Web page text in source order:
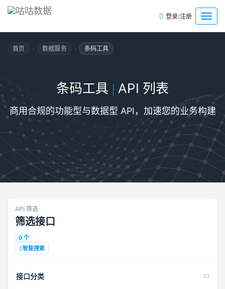
菜
单
登录/注册
首页 › 数据服务 › 条码工具
条码工具 | API 列表
商用合规的功能型与数据型 API，加速您的业务构建
API 筛选
筛选接口
0 个
智能搜索
接口分类